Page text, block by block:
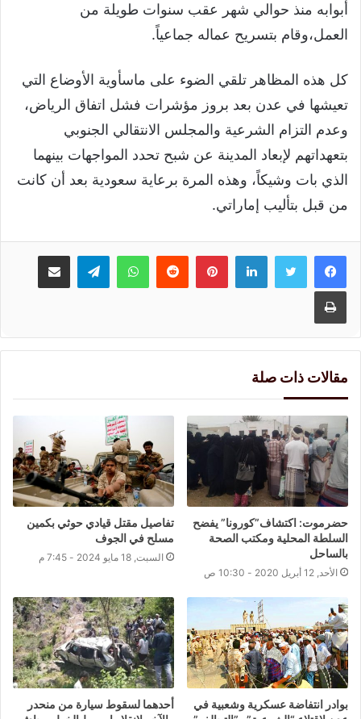
أبوابه منذ حوالي شهر عقب سنوات طويلة من
العمل،وقام بتسريح عماله جماعياً.
كل هذه المظاهر تلقي الضوء على ماسأوية الأوضاع التي
تعيشها في عدن بعد بروز مؤشرات فشل اتفاق الرياض،
وعدم التزام الشرعية والمجلس الانتقالي الجنوبي
بتعهداتهم لإبعاد المدينة عن شبح تحدد المواجهات بينهما
الذي بات وشيكاً، وهذه المرة برعاية سعودية بعد أن كانت
من قبل بتأليب إماراتي.
لينكدإنبينتيريست واتسابتيلقرام مشاركة عبر البريد
طباعة
مقالات ذات صلة
حضرموت: اكتشاف”كورونا” يفضح
السلطة المحلية ومكتب الصحة
بالساحل
الأحد, 12 أبريل 2020 - 10:30 ص
تفاصيل مقتل قيادي حوثي بكمين
مسلح في الجوف
السبت, 18 مايو 2024 - 7:45 م
بوادر انتفاضة عسكرية وشعبية في
أحدهما لسقوط سيارة من منحدر